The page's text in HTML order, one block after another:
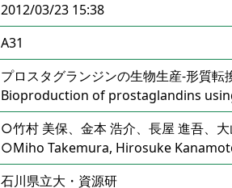
2012/03/23 15:38
A31
プロスタグランジンの生物生産‐形質転
Bioproduction of prostaglandins
○竹村 美保、金本 浩介、長屋 進吾、
○Miho Takemura, Hirosuke
石川県立大・資源研